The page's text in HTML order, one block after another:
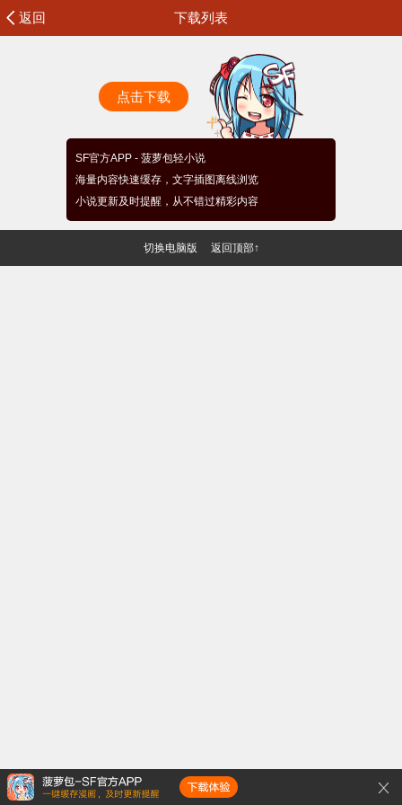
返回 下载列表
点击下载
SF官方APP - 菠萝包轻小说
海量内容快速缓存，文字插图离线浏览
小说更新及时提醒，从不错过精彩内容
切换电脑版 返回顶部↑